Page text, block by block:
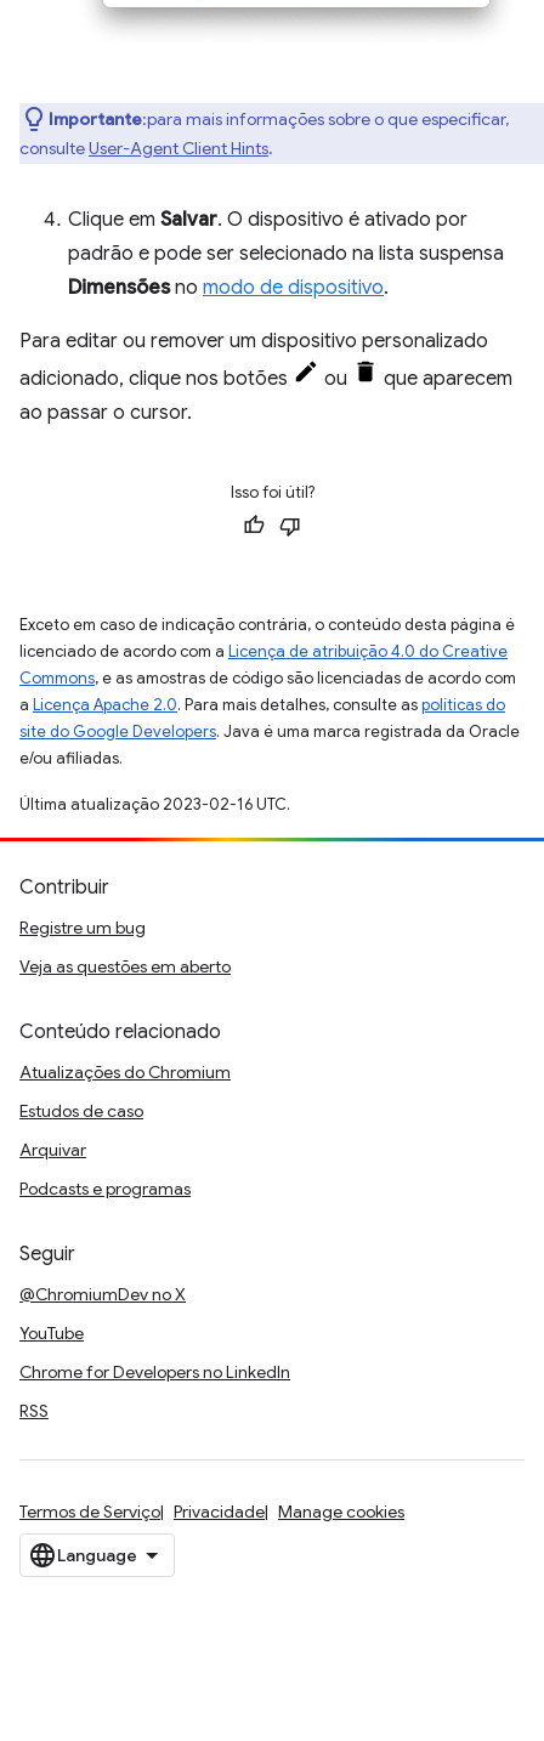
Importante:para mais informações sobre o que especificar,
consulteUser-Agent Client Hints.
Clique em Salvar. O dispositivo é ativado por
padrão e pode ser selecionado na lista suspensa
Dimensõesno modo de dispositivo.
Para editar ou remover um dispositivo personalizado
adicionado, clique nos botões
ou
que aparecem
ao passar o cursor.
Isso foi útil?
Exceto em caso de indicação contrária, o conteúdo desta página é
licenciado de acordo com a Licença de atribuição 4.0 do Creative
Commons, e as amostras de código são licenciadas de acordo com
a Licença Apache 2.0. Para mais detalhes, consulte aspolíticas do
site do Google Developers. Java é uma marca registrada da Oracle
e/ou afiliadas.
Última atualização 2023-02-16 UTC.
Contribuir
Registre um bug
Veja as questões em aberto
Conteúdo relacionado
Atualizações do Chromium
Estudos de caso
Arquivar
Podcasts e programas
Seguir
@ChromiumDev no X
YouTube
Chrome for Developers no LinkedIn
RSS
Termos de Serviço Privacidade Manage cookies